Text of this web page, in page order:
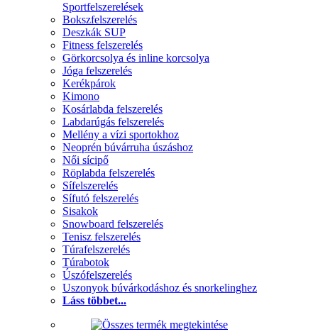
Sportfelszerelések
Bokszfelszerelés
Deszkák SUP
Fitness felszerelés
Görkorcsolya és inline korcsolya
Jóga felszerelés
Kerékpárok
Kimono
Kosárlabda felszerelés
Labdarúgás felszerelés
Mellény a vízi sportokhoz
Neoprén búvárruha úszáshoz
Női sícipő
Röplabda felszerelés
Sífelszerelés
Sífutó felszerelés
Sisakok
Snowboard felszerelés
Tenisz felszerelés
Túrafelszerelés
Túrabotok
Úszófelszerelés
Uszonyok búvárkodáshoz és snorkelinghez
Láss többet...